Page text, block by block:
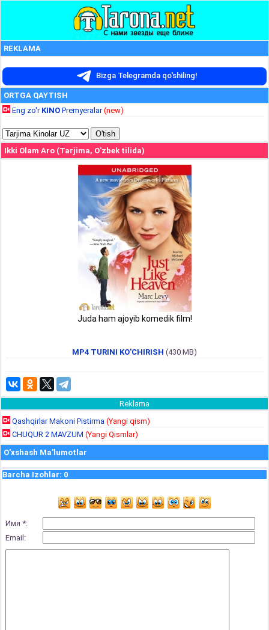
REKLAMA
Bizga Telegramda qo'shiling!
ORTGA QAYTISH
Eng zo'r KINO Premyeralar(new)
Ikki Olam Aro (Tarjima, O'zbek tilida)
Juda ham ajoyib komedik film!
MP4 TURINI KO'CHIRISH (430 MB)
Reklama
Qashqirlar Makoni Pistirma (Yangi qism)
CHUQUR 2 MAVZUM (Yangi Qismlar)
O'xshash Ma'lumotlar
Barcha Izohlar: 0
Имя *:
Email: